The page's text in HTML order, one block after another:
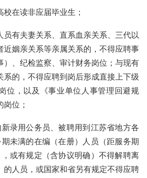
在读非应届毕业生；
有夫妻关系、直系血亲关系、三代以
近姻亲关系等亲属关系的，不得应聘事
）、纪检监察、审计财务岗位；与现有
系的，不得应聘到岗后形成直接上下级
位，以及《事业单位人事管理回避规
位；
录用公务员、被聘用到江苏省地方各
未满的在编（在册）人员（距服务期
或有规定（含协议明确）不得解聘离
的人员，或国家和省另有规定不得应聘